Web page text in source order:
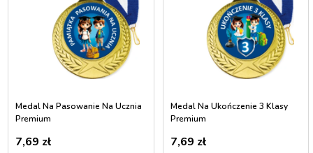
Medal Na Pasowanie Na Ucznia
Premium
7,69 zł
Medal Na Ukończenie 3 Klasy
Premium
7,69 zł